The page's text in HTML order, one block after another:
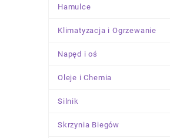
Hamulce
Klimatyzacja i Ogrzewanie
Napęd i oś
Oleje i Chemia
Silnik
Skrzynia Biegów